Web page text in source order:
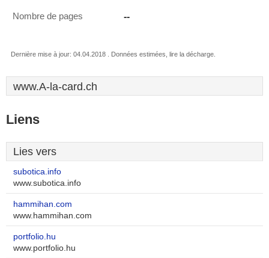
Nombre de pages --
Dernière mise à jour: 04.04.2018 . Données estimées, lire la décharge.
www.A-la-card.ch
Liens
Lies vers
subotica.info
www.subotica.info
hammihan.com
www.hammihan.com
portfolio.hu
www.portfolio.hu